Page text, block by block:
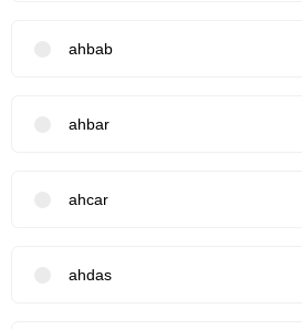
ahbab
ahbar
ahcar
ahdas